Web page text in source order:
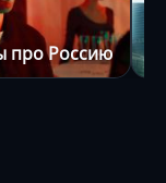
про Россию